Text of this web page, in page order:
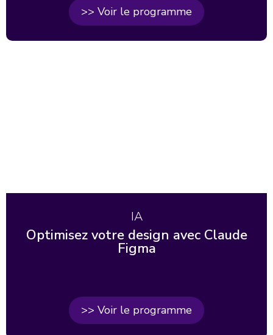
>> Voir le programme
IA
Optimisez votre design avec Claude
Figma
>> Voir le programme